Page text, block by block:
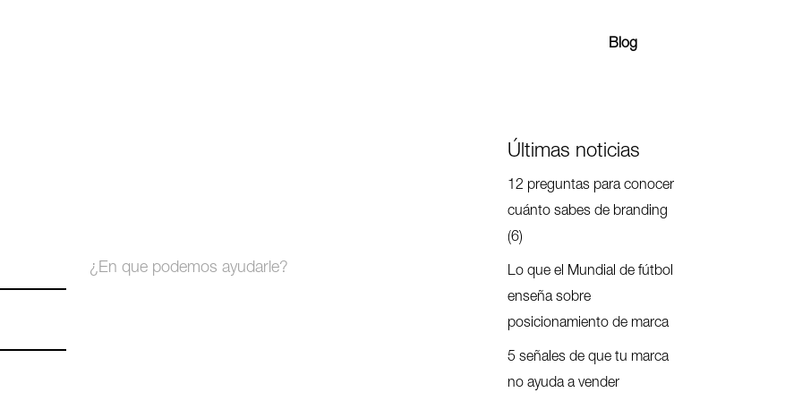
Blog
Últimas noticias
12 preguntas para conocer
cuánto sabes de branding
(6)
Lo que el Mundial de fútbol
enseña sobre
posicionamiento de marca
5 señales de que tu marca
no ayuda a vender